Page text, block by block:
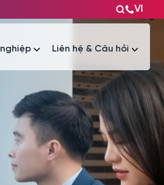
VI
Liên hệ & Câu hỏi